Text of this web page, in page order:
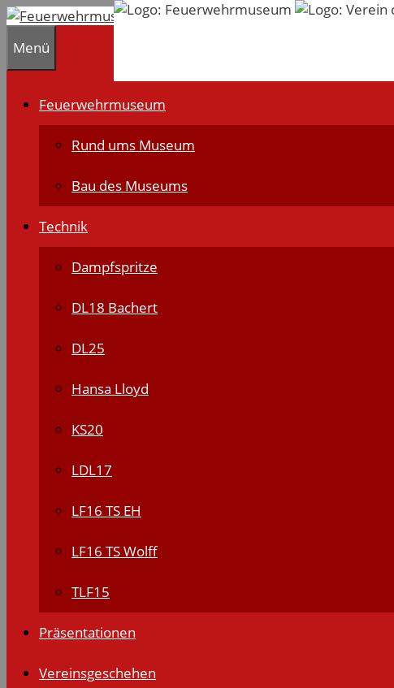
Zum
springen
Menü
Feuerwehrmuseum
Rund ums Museum
Bau des Museums
Technik
Dampfspritze
DL18 Bachert
DL25
Hansa Lloyd
KS20
LDL17
LF16 TS EH
LF16 TS Wolff
TLF15
Präsentationen
Vereinsgeschehen